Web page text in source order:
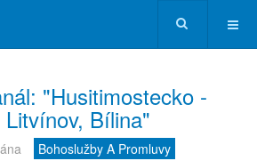
"Husitimostecko -
Bílina"
Bohoslužby A Promluvy